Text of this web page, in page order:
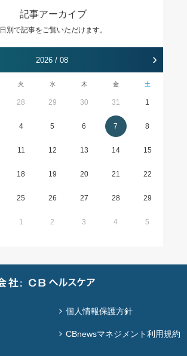
記事アーカイブ
日別で記事をご覧いただけます。
2026 / 08 ›
火 水 木 金 土
28 29 30 31 1
4 5 6 7 8
11 12 13 14 15
18 19 20 21 22
25 26 27 28 29
1 2 3 4 5
個人情報保護方針
CBnewsマネジメント利用規約